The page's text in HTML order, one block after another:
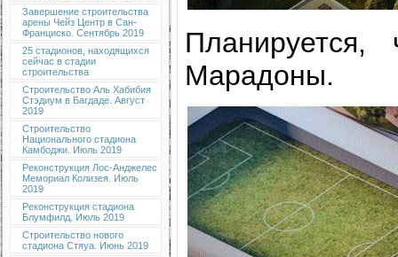
Завершение строительства
арены Чейз Центр в Сан-
Франциско. Сентябрь 2019
25 стадионов, находящихся
сейчас в стадии
строительства
Строительство Аль Хабибия
Стэдиум в Багдаде. Август
2019
Строительство
Национального стадиона
Камбоджи. Июль 2019
Реконструкция Лос-Анджелес
Мемориал Колизея. Июль
2019
Реконструкция стадиона
Блумфилд. Июль 2019
Строительство нового
стадиона Стяуа. Июнь 2019
Марадоны.